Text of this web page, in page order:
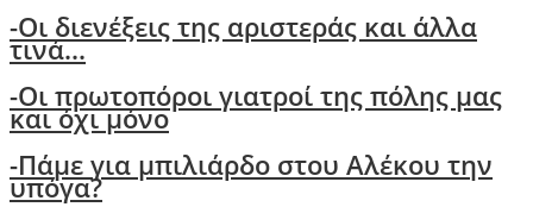
-Oι διενέξεις της αριστεράς και άλλα
τινά...
-Οι πρωτοπόροι γιατροί της πόλης μας
και όχι μόνο
-Πάμε για μπιλιάρδο στου Αλέκου την
υπόγα?